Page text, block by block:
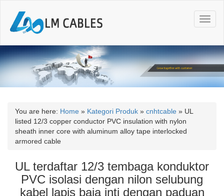
T
o
g
l
n
a
n
You are here: Home » Kategori Produk » cnhtcable » UL
listed 12/3 copper conductor PVC insulation with nylon
sheath inner core with aluminum alloy tape interlocked
armored cable
UL terdaftar 12/3 tembaga konduktor
PVC isolasi dengan nilon selubung
kabel lapis baja inti dengan paduan